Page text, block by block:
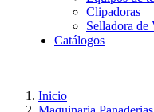
Clipadoras
Selladora de
Catálogos
Inicio